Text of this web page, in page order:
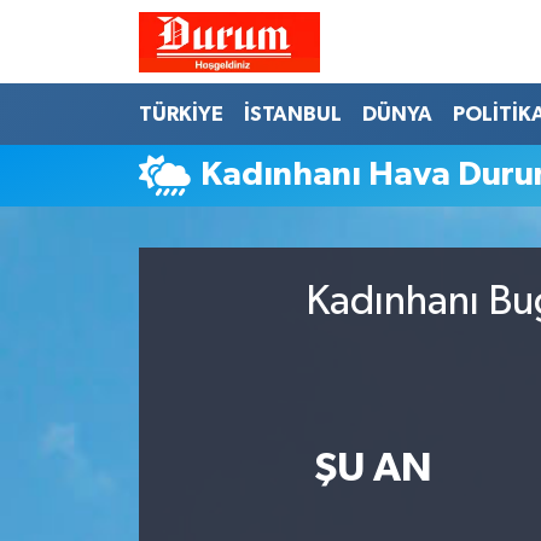
TÜRKİYE İSTANBUL DÜNYA
Kadınhanı Hava
Kadınhanı
ŞU AN
Hava Durumu